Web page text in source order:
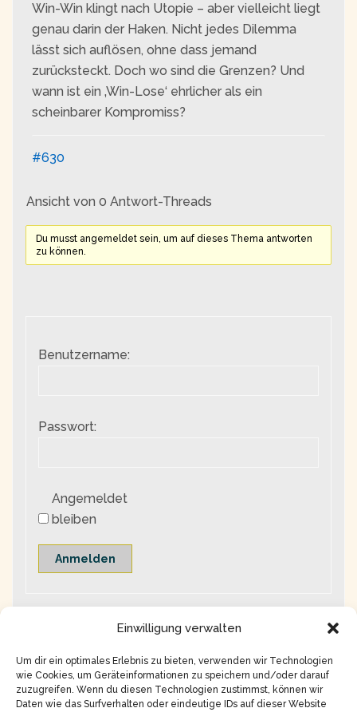
Einwilligung verwalten
Um dir ein optimales Erlebnis zu bieten, verwenden wir Technologien
wie Cookies, um Geräteinformationen zu speichern und/oder darauf
zuzugreifen. Wenn du diesen Technologien zustimmst, können wir
Daten wie das Surfverhalten oder eindeutige IDs auf dieser Website
Win-Win klingt nach Utopie – aber vielleicht liegt
genau darin der Haken. Nicht jedes Dilemma
lässt sich auflösen, ohne dass jemand
zurücksteckt. Doch wo sind die Grenzen? Und
wann ist ein ‚Win-Lose‘ ehrlicher als ein
scheinbarer Kompromiss?
#630
Ansicht von 0 Antwort-Threads
Du musst angemeldet sein, um auf dieses Thema antworten
zu können.
Benutzername:
Passwort:
Angemeldet
bleiben
Anmelden